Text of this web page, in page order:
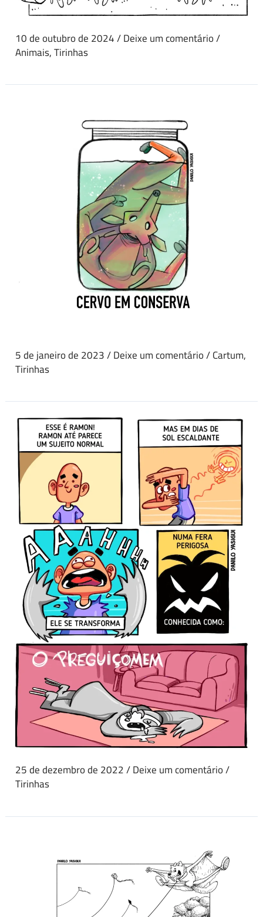
10 de outubro de 2024/Deixe um comentário/
Animais,Tirinhas
5 de janeiro de 2023/Deixe um comentário/Cartum,
Tirinhas
25 de dezembro de 2022/Deixe um comentário/
Tirinhas